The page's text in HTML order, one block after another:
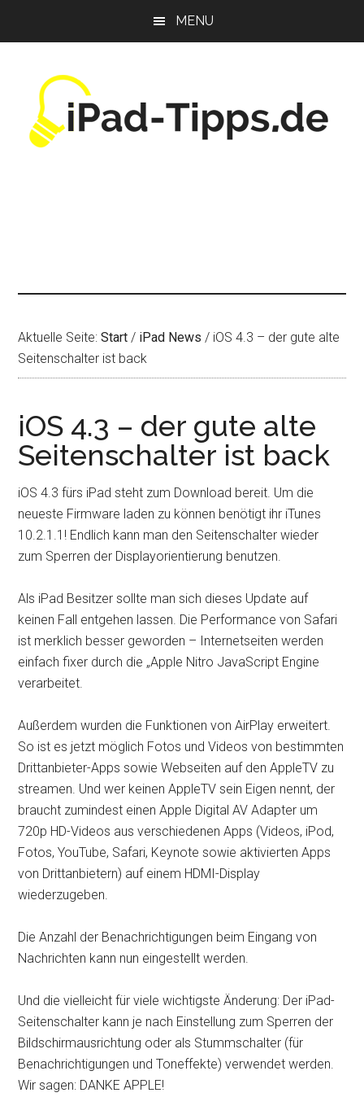
MENU
Aktuelle Seite:Start / iPad News / iOS 4.3 – der gute alte
Seitenschalter ist back
iOS 4.3 – der gute alte
Seitenschalter ist back
iOS 4.3 fürs iPad steht zum Download bereit. Um die
neueste Firmware laden zu können benötigt ihr iTunes
10.2.1.1! Endlich kann man den Seitenschalter wieder
zum Sperren der Displayorientierung benutzen.
Als iPad Besitzer sollte man sich dieses Update auf
keinen Fall entgehen lassen. Die Performance von Safari
ist merklich besser geworden – Internetseiten werden
einfach fixer durch die „Apple Nitro JavaScript Engine
verarbeitet.
Außerdem wurden die Funktionen von AirPlay erweitert.
So ist es jetzt möglich Fotos und Videos von bestimmten
Drittanbieter-Apps sowie Webseiten auf den AppleTV zu
streamen. Und wer keinen AppleTV sein Eigen nennt, der
braucht zumindest einen Apple Digital AV Adapter um
720p HD-Videos aus verschiedenen Apps (Videos, iPod,
Fotos, YouTube, Safari, Keynote sowie aktivierten Apps
von Drittanbietern) auf einem HDMI-Display
wiederzugeben.
Die Anzahl der Benachrichtigungen beim Eingang von
Nachrichten kann nun eingestellt werden.
Und die vielleicht für viele wichtigste Änderung: Der iPad-
Seitenschalter kann je nach Einstellung zum Sperren der
Bildschirmausrichtung oder als Stummschalter (für
Benachrichtigungen und Toneffekte) verwendet werden.
Wir sagen: DANKE APPLE!